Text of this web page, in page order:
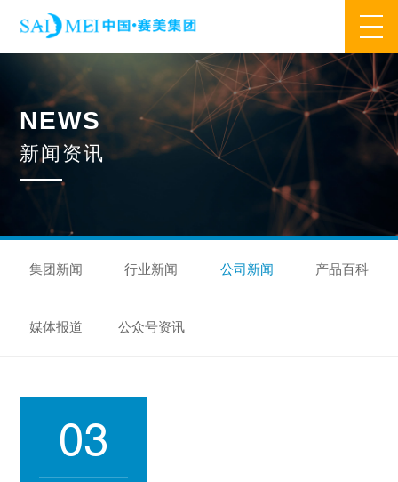
业务范围
核心业务 合作模式 合作流程 产品中心
研发优势 管理优势 品质优势 产能优势
设备优势
集万草® 完美宜生® 抖抖舒®
NEWS
新闻资讯
集团新闻 行业新闻 公司新闻 产品百科
媒体报道 公众号资讯
03